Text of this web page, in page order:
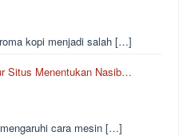
kopi menjadi salah […]
Situs Menentukan Nasib…
cara mesin […]